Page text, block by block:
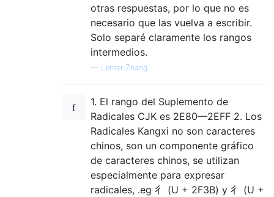
otras respuestas, por lo que no es
necesario que las vuelva a escribir.
Solo separé claramente los rangos
intermedios.
— Lerner Zhang
1. El rango del Suplemento de
Radicales CJK es 2E80—2EFF 2. Los
Radicales Kangxi no son caracteres
chinos, son un componente gráfico
de caracteres chinos, se utilizan
especialmente para expresar
radicales, .eg ⼻ (U + 2F3B) y 彳 (U +